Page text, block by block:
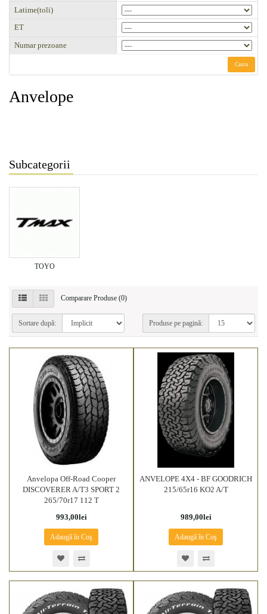
Latime(toli)
ET
Numar prezoane
Cauta
Anvelope
Subcategorii
TOYO
Comparare Produse (0)
Sortare după: Produse pe pagină:
Anvelopa Off-Road Cooper
DISCOVERER A/T3 SPORT 2
265/70r17 112 T
993,00lei
Adaugă în Coş
ANVELOPE 4X4 - BF GOODRICH
215/65r16 KO2 A/T
989,00lei
Adaugă în Coş